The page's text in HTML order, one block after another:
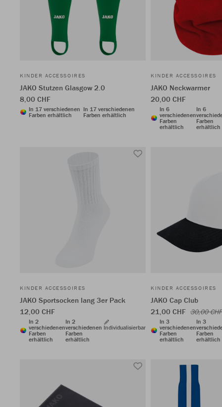
KINDER ACCESSOIRES
JAKO Stutzen Glasgow 2.0
8,00 CHF
In 17 verschiedenen
Farben erhältlich
In 17 verschiedenen
Farben erhältlich
KINDER ACCESSOIRES
JAKO Neckwarmer
20,00 CHF
In 6
verschiedenen
Farben
erhältlich
In 6
Farben
erhältlich
KINDER ACCESSOIRES
JAKO Sportsocken lang 3er Pack
12,00 CHF
In 2
verschiedenen
Farben
erhältlich
In 2
verschiedenen
Farben
erhältlich
Individualisierbar
KINDER ACCESSOIRES
JAKO Cap Club
21,00 CHF 30,00 CHF
In 3
verschiedenen
Farben
erhältlich
In 3
Farben
erhältlich